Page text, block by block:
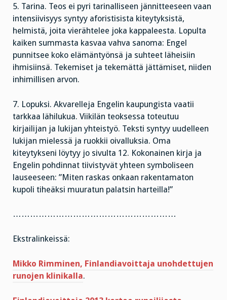
5. Tarina. Teos ei pyri tarinalliseen jännitteeseen vaan
intensiivisyys syntyy aforistisista kiteytyksistä,
helmistä, joita vierähtelee joka kappaleesta. Lopulta
kaiken summasta kasvaa vahva sanoma: Engel
punnitsee koko elämäntyönsä ja suhteet läheisiin
ihmisiinsä. Tekemiset ja tekemättä jättämiset, niiden
inhimillisen arvon.
7. Lopuksi. Akvarelleja Engelin kaupungista vaatii
tarkkaa lähilukua. Viikilän teoksessa toteutuu
kirjailijan ja lukijan yhteistyö. Teksti syntyy uudelleen
lukijan mielessä ja ruokkii oivalluksia. Oma
kiteytykseni löytyy jo sivulta 12. Kokonainen kirja ja
Engelin pohdinnat tiivistyvät yhteen symboliseen
lauseeseen: ”Miten raskas onkaan rakentamaton
kupoli tiheäksi muuratun palatsin harteilla!”
…………………………………………………
Ekstralinkeissä:
Mikko Rimminen, Finlandiavoittaja unohdettujen
runojen klinikalla.